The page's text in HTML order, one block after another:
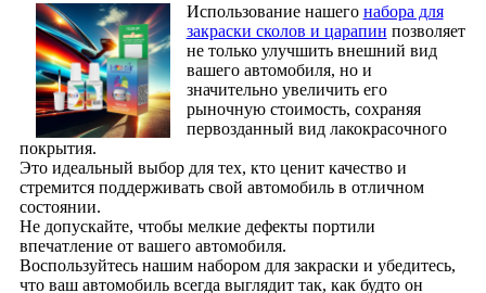
Использование нашего набора для
закраски сколов и царапин позволяет
не только улучшить внешний вид
вашего автомобиля, но и
значительно увеличить его
рыночную стоимость, сохраняя
первозданный вид лакокрасочного
покрытия.
Это идеальный выбор для тех, кто ценит качество и
стремится поддерживать свой автомобиль в отличном
состоянии.
Не допускайте, чтобы мелкие дефекты портили
впечатление от вашего автомобиля.
Воспользуйтесь нашим набором для закраски и убедитесь,
что ваш автомобиль всегда выглядит так, как будто он